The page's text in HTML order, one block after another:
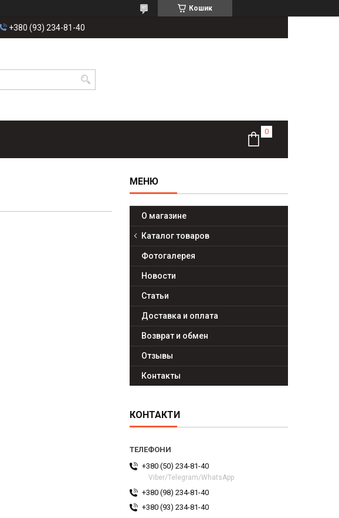
Кошик
+380 (93) 234-81-40
О магазине
Каталог товаров
Фотогалерея
Новости
Статьи
Доставка и оплата
Возврат и обмен
Отзывы
Контакты
КОНТАКТИ
+380 (50) 234-81-40
Viber/Telegram/WhatsApp
+380 (98) 234-81-40
+380 (93) 234-81-40